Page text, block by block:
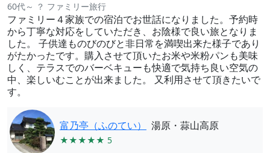
60代～ ？ ファミリー旅行
ファミリー４家族での宿泊でお世話になりました。予約時
から丁寧な対応をしていただき、お陰様で良い旅となりま
した。 子供達ものびのびと非日常を満喫出来た様子であり
がたかったです。購入させて頂いたお米や米粉パンも美味
しく、テラスでのバーベキューも快適で気持ち良い空気の
中、楽しいむことが出来ました。 又利用させて頂きたいで
す。
富乃亭（ふのてい） 湯原・蒜山高原
★★★★★ 5